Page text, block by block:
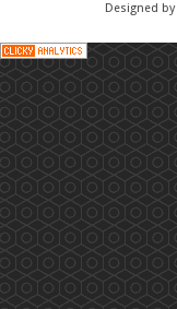
Designed by